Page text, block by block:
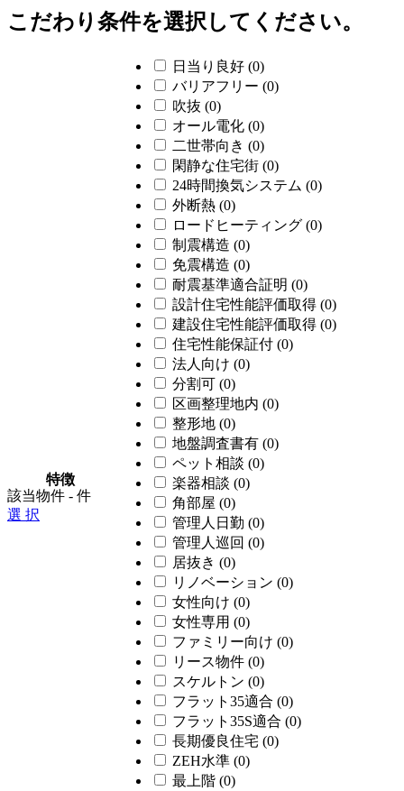
こだわり条件を選択してください。
特徴
日当り良好 (0)
バリアフリー (0)
吹抜 (0)
オール電化 (0)
二世帯向き (0)
閑静な住宅街 (0)
24時間換気システム (0)
外断熱 (0)
ロードヒーティング (0)
制震構造 (0)
免震構造 (0)
耐震基準適合証明 (0)
設計住宅性能評価取得 (0)
建設住宅性能評価取得 (0)
住宅性能保証付 (0)
法人向け (0)
分割可 (0)
区画整理地内 (0)
整形地 (0)
地盤調査書有 (0)
ペット相談 (0)
楽器相談 (0)
角部屋 (0)
管理人日勤 (0)
管理人巡回 (0)
居抜き (0)
リノベーション (0)
女性向け (0)
女性専用 (0)
ファミリー向け (0)
リース物件 (0)
スケルトン (0)
フラット35適合 (0)
フラット35S適合 (0)
長期優良住宅 (0)
ZEH水準 (0)
最上階 (0)
該当物件 - 件
選 択